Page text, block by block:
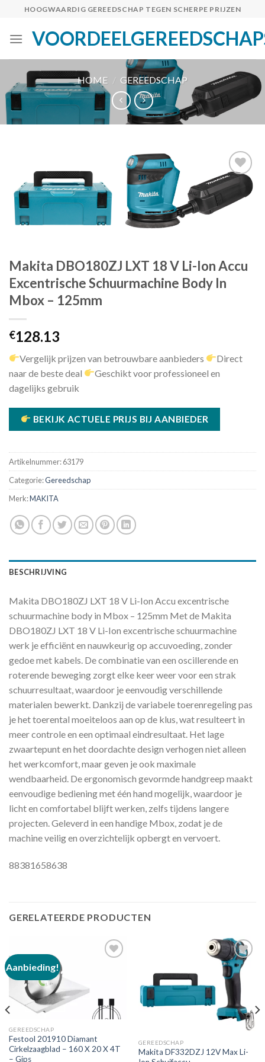
content
HOOGWAARDIG GEREEDSCHAP TEGEN SCHERPE PRIJZEN
HOME / GEREEDSCHAP
Toevoegen
Makita DBO180ZJ LXT 18 V Li-Ion Accu
Excentrische Schuurmachine Body In
Mbox – 125mm
€128.13
Vergelijk prijzen van betrouwbare aanbieders
Direct
naar de beste deal
Geschikt voor professioneel en
dagelijks gebruik
BEKIJK ACTUELE PRIJS BIJ AANBIEDER
Artikelnummer:63179
Categorie:Gereedschap
Merk:MAKITA
BESCHRIJVING
Makita DBO180ZJ LXT 18 V Li-Ion Accu excentrische
schuurmachine body in Mbox – 125mm Met de Makita
DBO180ZJ LXT 18 V Li-Ion excentrische schuurmachine
werk je efficiënt en nauwkeurig op accuvoeding, zonder
gedoe met kabels. De combinatie van een oscillerende en
roterende beweging zorgt elke keer weer voor een strak
schuurresultaat, waardoor je eenvoudig verschillende
materialen bewerkt. Dankzij de variabele toerenregeling pas
je het toerental moeiteloos aan op de klus, wat resulteert in
meer controle en een optimaal eindresultaat. Het lage
zwaartepunt en het doordachte design verhogen niet alleen
het werkcomfort, maar geven je ook maximale
wendbaarheid. De ergonomisch gevormde handgreep maakt
eenvoudige bediening met één hand mogelijk, waardoor je
licht en comfortabel blijft werken, zelfs tijdens langere
projecten. Geleverd in een handige Mbox, zodat je de
machine veilig en overzichtelijk opbergt en vervoert.
88381658638
GERELATEERDE PRODUCTEN
Aanbieding!
Toevoegen
verlanglijst
GEREEDSCHAP
Festool 201910 Diamant
Cirkelzaagblad – 160 X 20 X 4T
– Gips
Toevoegen
aan
verlanglijst
GEREEDSCHAP
Makita DF332DZJ 12V Max Li-